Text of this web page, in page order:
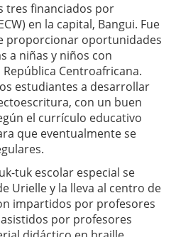
tres financiados por
en la capital, Bangui. Fue
proporcionar oportunidades
a niñas y niños con
Centroafricana.
estudiantes a desarrollar
con un buen
el currículo educativo
que eventualmente se
tuk escolar especial se
Urielle y la lleva al centro de
impartidos por profesores
por profesores